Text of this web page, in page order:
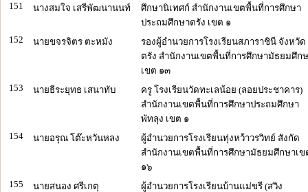
151
นางสมใจ เสรีพัฒนานนท์
ศึกษานิเทศก์ สำนักงานเขตพื้นที่การศึกษา
ประถมศึกษาตรัง เขต ๑
152
นายขจรจิตร ตะหมัง
รองผู้อำนวยการโรงเรียนสภาราชินี จังหวัด
ตรัง สำนักงานเขตพื้นที่การศึกษามัธยมศึก
เขต ๑๓
153
นายธีระยุทธ เสนาทับ
ครู โรงเรียนวัดทะเลน้อย (ลอยประชาคาร)
สำนักงานเขตพื้นที่การศึกษาประถมศึกษา
พัทลุง เขต ๑
154
นายอรุณ โต๊ะหวันหลง
ผู้อำนวยการโรงเรียนทุ่งหว้าวรวิทย์ สังกัด
สำนักงานเขตพื้นที่การศึกษามัธยมศึกษาเข
๑๖
155
นายสนอง ศรีเกตุ
ผู้อำนวยการโรงเรียนบ้านแม่ขรี (สวิง